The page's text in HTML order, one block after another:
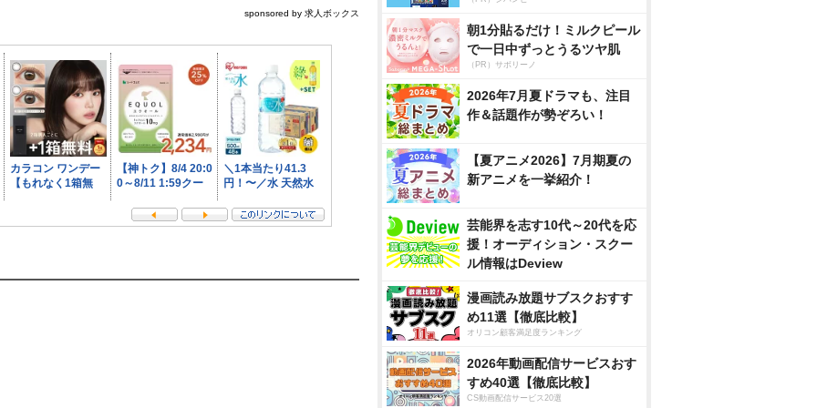
sponsored by 求人ボックス
朝1分貼るだけ！ミルクピール
で一日中ずっとうるツヤ肌
（PR）サボリーノ
2026年7月夏ドラマも、注目
作＆話題作が勢ぞろい！
【夏アニメ2026】7月期夏の
新アニメを一挙紹介！
芸能界を志す10代～20代を応
援！オーディション・スクー
ル情報はDeview
漫画読み放題サブスクおすす
め11選【徹底比較】
オリコン顧客満足度ランキング
2026年動画配信サービスおす
すめ40選【徹底比較】
CS動画配信サービス20選